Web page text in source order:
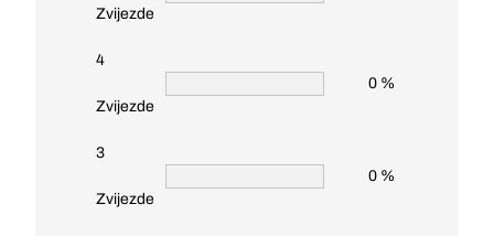
Zvijezde
4
Zvijezde
0 %
3
Zvijezde
0 %